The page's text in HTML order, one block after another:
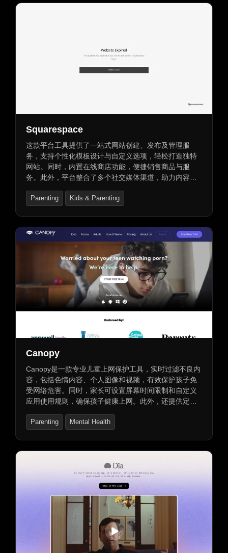
Squarespace
这款平台工具提供了一站式网站创建、发布及管理服
务，支持个性化模板设计与自定义选项，轻松打造独特
网站。同时，内置在线商店功能，便捷销售商品与服
务。此外，平台整合了多个社交媒体渠道，助力内容分
助用户全面了解网站表现，实现精准优化。
Parenting Kids & Parenting
Canopy
Canopy是一款专业儿童上网保护工具，实时过滤不良内
容，包括色情内容、个人图像和视频，有效保护孩子免
受网络危害。同时，家长可设置屏幕时间限制和自定义
应用使用规则，确保孩子健康上网。此外，还提供定位
统，无缝管理。对于成人，Canopy也提供实时色情内容
Parenting Mental Health